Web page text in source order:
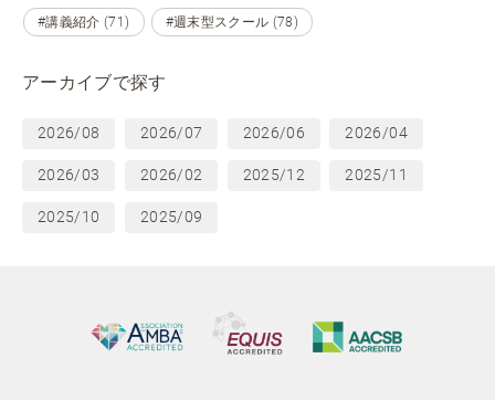
#講義紹介 (71) #週末型スクール (78)
アーカイブで探す
2026/08 2026/07 2026/06 2026/04
2026/03 2026/02 2025/12 2025/11
2025/10 2025/09